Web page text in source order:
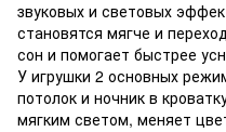
звуковых и световых
становятся мягче и
сон и помогает быстрее
У игрушки 2 основных
потолок и ночник в
мягким светом, меняет